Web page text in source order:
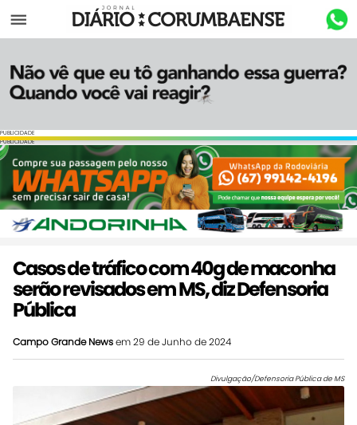
Menu
PUBLICIDADE
PUBLICIDADE
Casos de tráfico com 40g de maconha
serão revisados em MS, diz Defensoria
Pública
Campo Grande Newsem 29 de Junho de 2024
Divulgação/Defensoria Pública de MS